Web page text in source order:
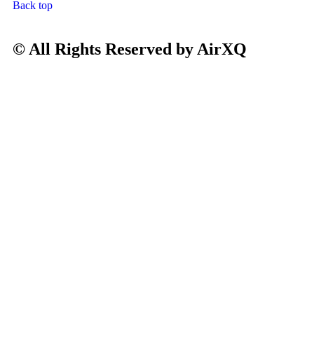
Back top
© All Rights Reserved by AirXQ